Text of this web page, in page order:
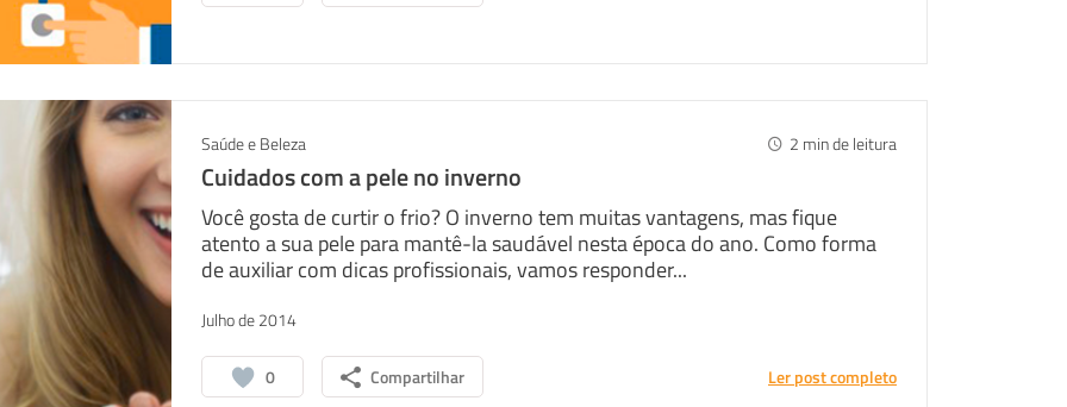
Saúde e Beleza 2 min de leitura
Cuidados com a pele no inverno
Você gosta de curtir o frio? O inverno tem muitas vantagens, mas fique
atento a sua pele para mantê-la saudável nesta época do ano. Como forma
de auxiliar com dicas profissionais, vamos responder...
Julho de 2014
0 Compartilhar Ler post completo